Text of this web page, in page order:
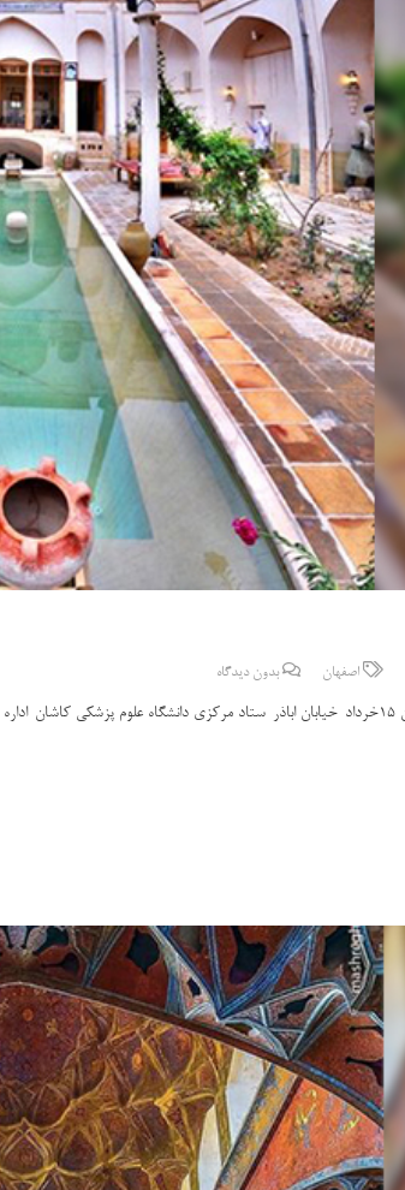
اصفهان بدون دیدگاه